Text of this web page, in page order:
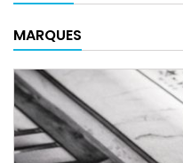
MARQUES